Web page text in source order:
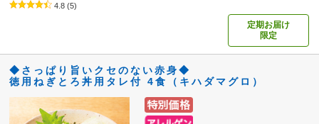
4.8 (5)
定期お届け
限定
◆さっぱり旨いクセのない赤身◆
徳用ねぎとろ丼用タレ付 4食（キハダマグロ）